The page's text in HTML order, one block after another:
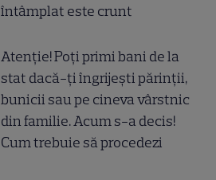
întâmplat este crunt
Atenție! Poți primi bani de la
stat dacă-ți îngrijești părinții,
bunicii sau pe cineva vârstnic
din familie. Acum s-a decis!
Cum trebuie să procedezi